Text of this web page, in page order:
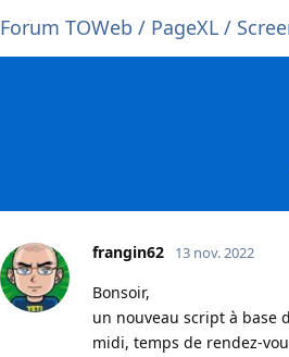
Forum TOWeb / PageXL /
frangin62 13 nov. 2022
Bonsoir,
un nouveau script à base
midi, temps de rendez-